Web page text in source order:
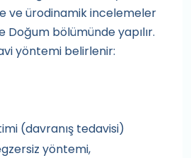
ve ürodinamik incelemeler
Doğum bölümünde yapılır.
yöntemi belirlenir:
(davranış tedavisi)
yöntemi,